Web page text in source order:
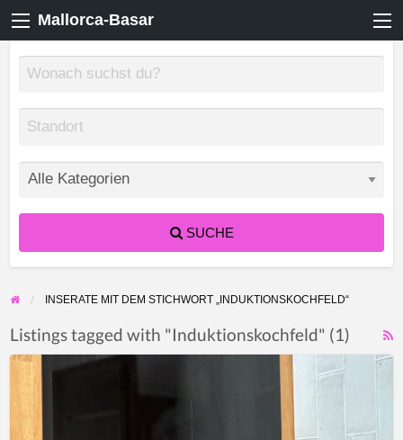
Mallorca-Basar
SUCHE
INSERATE MIT DEM STICHWORT „INDUKTIONSKOCHFELD“
Listings tagged with "Induktionskochfeld" (1)
Induktionskochfeld
Ikea